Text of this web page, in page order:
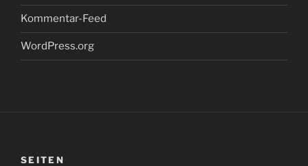
Kommentar-Feed
WordPress.org
SEITEN